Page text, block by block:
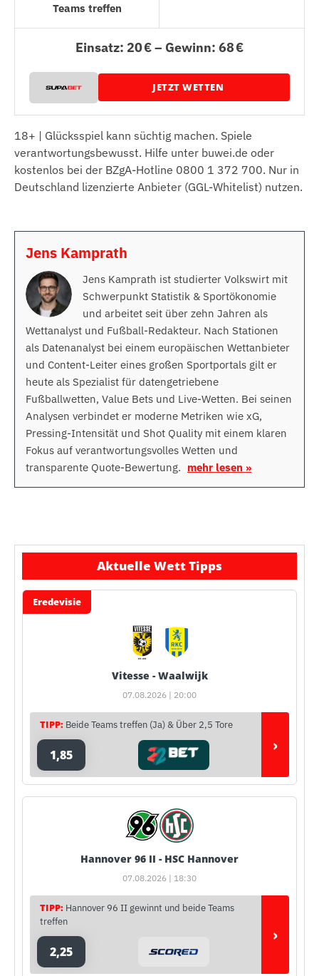
Teams treffen
Einsatz: 20 € – Gewinn: 68 €
JETZT WETTEN
18+ | Glücksspiel kann süchtig machen. Spiele
verantwortungsbewusst. Hilfe unter buwei.de oder
kostenlos bei der BZgA-Hotline 0800 1 372 700. Nur in
Deutschland lizenzierte Anbieter (GGL-Whitelist) nutzen.
Jens Kamprath
Jens Kamprath ist studierter Volkswirt mit
Schwerpunkt Statistik & Sportökonomie
und arbeitet seit über zehn Jahren als
Wettanalyst und Fußball-Redakteur. Nach Stationen
als Datenanalyst bei einem europäischen Wettanbieter
und Content-Leiter eines großen Sportportals gilt er
heute als Spezialist für datengetriebene
Fußballwetten, Value Bets und Live-Wetten. Bei seinen
Analysen verbindet er moderne Metriken wie xG,
Pressing-Intensität und Shot Quality mit einem klaren
Fokus auf verantwortungsvolles Wetten und
transparente Quote-Bewertung. mehr lesen »
Aktuelle Wett Tipps
Eredevisie
Vitesse - Waalwijk
07.08.2026 | 20:00
TIPP: Beide Teams treffen (Ja) & Über 2,5 Tore
1,85 ›
Hannover 96 II - HSC Hannover
07.08.2026 | 18:30
TIPP: Hannover 96 II gewinnt und beide Teams
treffen
2,25
›